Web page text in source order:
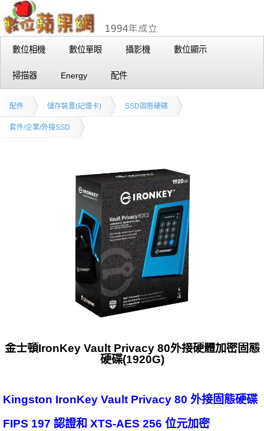
數位相機 數位單眼 攝影機 數位顯示
掃描器 Energy 配件
配件 儲存裝置(記憶卡) SSD固態硬碟
套件/企業/外接SSD
金士頓IronKey Vault Privacy 80外接硬體加密固態
硬碟(1920G)
Kingston IronKey Vault Privacy 80 外接固態硬碟
FIPS 197 認證和 XTS-AES 256 位元加密